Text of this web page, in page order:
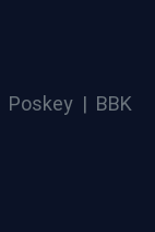
Poskey | BBK